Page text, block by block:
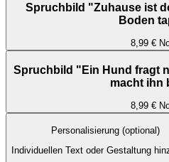
Spruchbild "Zuhause ist
Boden
8,99 €
Spruchbild "Ein Hund fragt
macht ihn
8,99 €
Personalisierung (optional)
Individuellen Text oder Gestaltung